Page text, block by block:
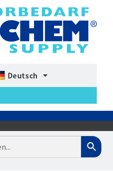
Deutsch